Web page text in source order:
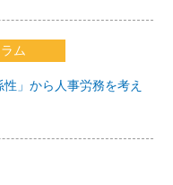
ム
」から人事労務を考え